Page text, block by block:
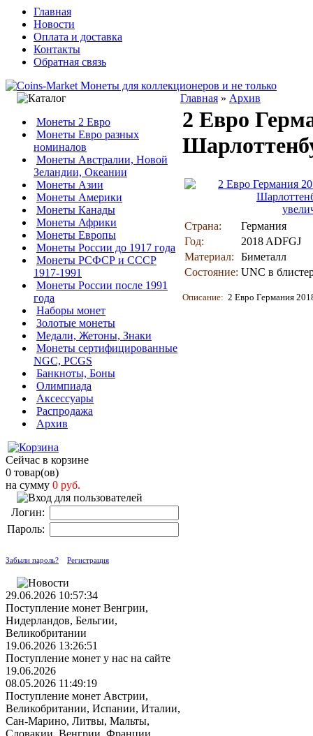
Главная
Новости
Оплата и доставка
Контакты
Обратная связь
Монеты 2 Евро
Монеты Евро разных
номиналов
Монеты Австралии, Новой
Зеландии, Океании
Монеты Азии
Монеты Америки
Монеты Канады
Монеты Африки
Монеты Европы
Монеты России до 1917 года
Монеты РСФСР и СССР
1917-1991
Монеты России после 1991
года
Наборы монет
Золотые монеты
Медали, Жетоны, Знаки
Монеты сертифицированные
NGC, PCGS
Банкноты, Боны
Олимпиада
Аксессуары
Распродажа
Архив
Сейчас в корзине
0 товар(ов)
на сумму 0 руб.
Логин:
Пароль:
Забыли пароль? Регистрация
29.06.2026 10:57:34
Поступление монет Венгрии,
Нидерландов, Бельгии,
Великобритании
19.06.2026 13:26:51
Поступление монет у нас на сайте
19.06.2026
08.05.2026 11:49:19
Поступление монет Австрии,
Великобритании, Испании, Италии,
Сан-Марино, Литвы, Мальты,
Словакии, Венгрии, Франции
Главная » Архив
2 Евро
Страна:
Германия
Год:
2018 ADFGJ
Материал:
Биметалл
Состояние: UNC в
Описание: 2 Евро Германия